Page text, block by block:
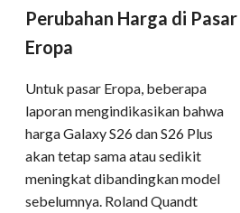
Perubahan Harga di Pasar
Eropa
Untuk pasar Eropa, beberapa
laporan mengindikasikan bahwa
harga Galaxy S26 dan S26 Plus
akan tetap sama atau sedikit
meningkat dibandingkan model
sebelumnya. Roland Quandt